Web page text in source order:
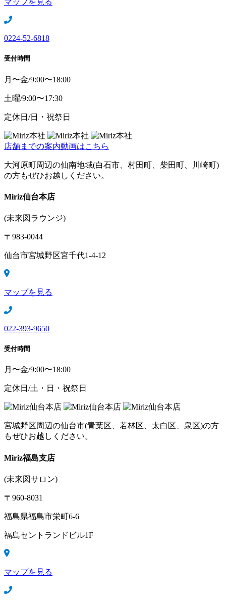
マップを見る
0224-52-6818
受付時間
月〜金/9:00〜18:00
土曜/9:00〜17:30
定休日/日・祝祭日
店舗までの案内動画はこちら
大河原町周辺の仙南地域(白石市、村田町、柴田町、川崎町)
の方もぜひお越しください。
Miriz仙台本店
(未来図ラウンジ)
〒983-0044
仙台市宮城野区宮千代1-4-12
マップを見る
022-393-9650
受付時間
月〜金/9:00〜18:00
定休日/土・日・祝祭日
宮城野区周辺の仙台市(青葉区、若林区、太白区、泉区)の方
もぜひお越しください。
Miriz福島支店
(未来図サロン)
〒960-8031
福島県福島市栄町6-6
福島セントランドビル1F
マップを見る